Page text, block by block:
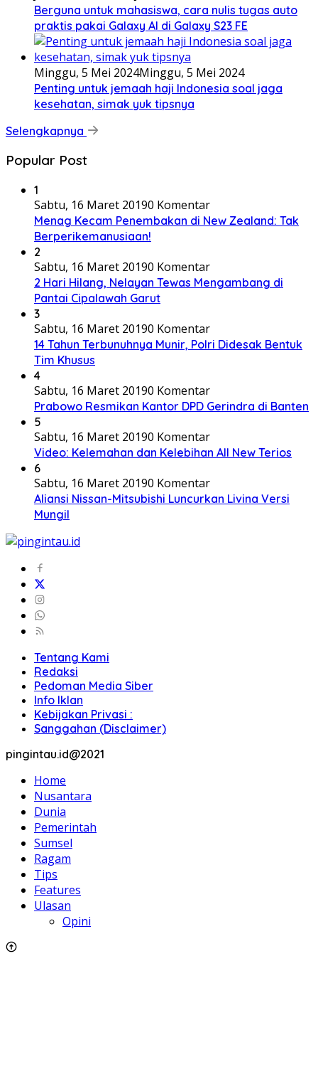
Berguna untuk mahasiswa, cara nulis tugas auto
praktis pakai Galaxy AI di Galaxy S23 FE
Minggu, 5 Mei 2024Minggu, 5 Mei 2024
Penting untuk jemaah haji Indonesia soal jaga
kesehatan, simak yuk tipsnya
Selengkapnya
Popular Post
1
Sabtu, 16 Maret 20190 Komentar
Menag Kecam Penembakan di New Zealand: Tak
Berperikemanusiaan!
2
Sabtu, 16 Maret 20190 Komentar
2 Hari Hilang, Nelayan Tewas Mengambang di
Pantai Cipalawah Garut
3
Sabtu, 16 Maret 20190 Komentar
14 Tahun Terbunuhnya Munir, Polri Didesak Bentuk
Tim Khusus
4
Sabtu, 16 Maret 20190 Komentar
Prabowo Resmikan Kantor DPD Gerindra di Banten
5
Sabtu, 16 Maret 20190 Komentar
Video: Kelemahan dan Kelebihan All New Terios
6
Sabtu, 16 Maret 20190 Komentar
Aliansi Nissan-Mitsubishi Luncurkan Livina Versi
Mungil
Tentang Kami
Redaksi
Pedoman Media Siber
Info Iklan
Kebijakan Privasi :
Sanggahan (Disclaimer)
pingintau.id@2021
Home
Nusantara
Dunia
Pemerintah
Sumsel
Ragam
Tips
Features
Ulasan
Opini